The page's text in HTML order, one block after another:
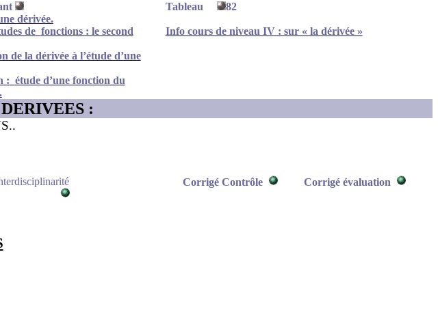
dérivée.
de fonctions : le second
de la dérivée à l’étude d’une
: étude d’une fonction du
Tableau 82
Info cours de niveau IV : sur « la dérivée »
:
..
Corrigé Contrôle Corrigé évaluation